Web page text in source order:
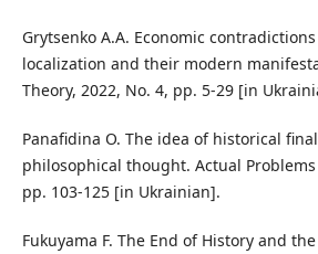
Grytsenko A.A. Economic
localization and their modern
Theory, 2022, No. 4, pp. 5-29 [in
Panafidina O. The idea of historical
philosophical thought. Actual
pp. 103-125 [in Ukrainian].
Fukuyama F. The End of History and